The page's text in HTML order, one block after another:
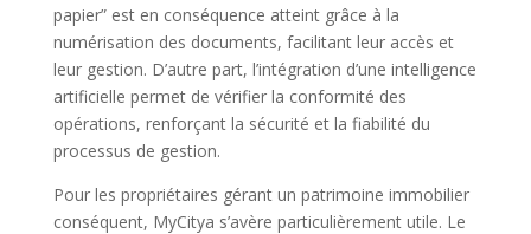
papier” est en conséquence atteint grâce à la
numérisation des documents, facilitant leur accès et
leur gestion. D’autre part, l’intégration d’une intelligence
artificielle permet de vérifier la conformité des
opérations, renforçant la sécurité et la fiabilité du
processus de gestion.
Pour les propriétaires gérant un patrimoine immobilier
conséquent, MyCitya s’avère particulièrement utile. Le